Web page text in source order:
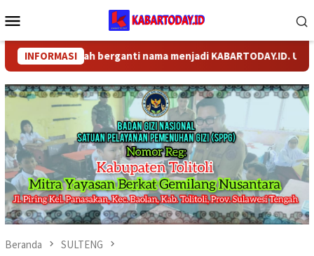
ke
Mobile
INFORMASItelah berganti nama menjadi KABARTODAY.ID.
Beranda SULTENG